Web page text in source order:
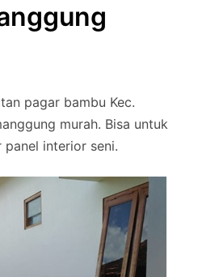
pagar bambu Kec.
murah. Bisa untuk
panel interior seni.